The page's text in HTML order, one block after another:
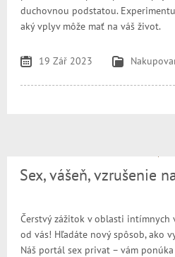
duchovnou podstatou.
aký vplyv môže mať na váš život.
19 Zář 2023
Sex, vášeň, vzrušenie
Čerstvý zážitok v oblasti
od vás! Hľadáte nový spôsob, ako
Náš portál sex privat – vám